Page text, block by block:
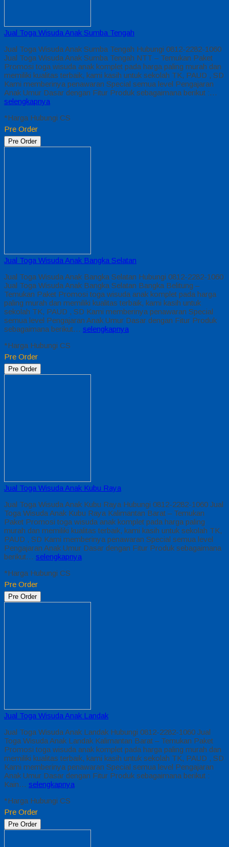
Jual Toga Wisuda Anak Sumba Tengah
Jual Toga Wisuda Anak Sumba Tengah Hubungi 0812-2282-1060
Jual Toga Wisuda Anak Sumba Tengah NTT – Temukan Paket
Promosi toga wisuda anak komplet pada harga paling murah dan
memiliki kualitas terbaik, kami kasih untuk sekolah TK, PAUD , SD
Kami memberinya penawaran Special semua level Pengajaran
Anak Umur Dasar dengan Fitur Produk sebagaimana berikut :…
selengkapnya
*Harga Hubungi CS
Pre Order
Pre Order
Jual Toga Wisuda Anak Bangka Selatan
Jual Toga Wisuda Anak Bangka Selatan Hubungi 0812-2282-1060
Jual Toga Wisuda Anak Bangka Selatan Bangka Belitung –
Temukan Paket Promosi toga wisuda anak komplet pada harga
paling murah dan memiliki kualitas terbaik, kami kasih untuk
sekolah TK, PAUD , SD Kami memberinya penawaran Special
semua level Pengajaran Anak Umur Dasar dengan Fitur Produk
sebagaimana berikut… selengkapnya
*Harga Hubungi CS
Pre Order
Pre Order
Jual Toga Wisuda Anak Kubu Raya
Jual Toga Wisuda Anak Kubu Raya Hubungi 0812-2282-1060 Jual
Toga Wisuda Anak Kubu Raya Kalimantan Barat – Temukan
Paket Promosi toga wisuda anak komplet pada harga paling
murah dan memiliki kualitas terbaik, kami kasih untuk sekolah TK,
PAUD , SD Kami memberinya penawaran Special semua level
Pengajaran Anak Umur Dasar dengan Fitur Produk sebagaimana
berikut… selengkapnya
*Harga Hubungi CS
Pre Order
Pre Order
Jual Toga Wisuda Anak Landak
Jual Toga Wisuda Anak Landak Hubungi 0812-2282-1060 Jual
Toga Wisuda Anak Landak Kalimantan Barat – Temukan Paket
Promosi toga wisuda anak komplet pada harga paling murah dan
memiliki kualitas terbaik, kami kasih untuk sekolah TK, PAUD , SD
Kami memberinya penawaran Special semua level Pengajaran
Anak Umur Dasar dengan Fitur Produk sebagaimana berikut :
Kain… selengkapnya
*Harga Hubungi CS
Pre Order
Pre Order